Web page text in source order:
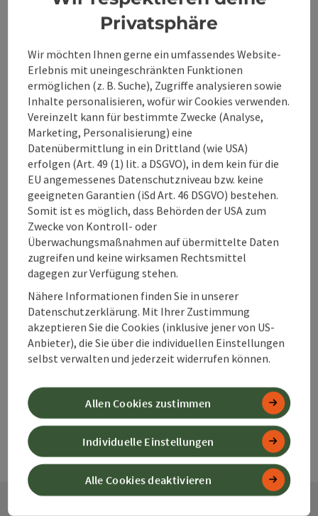
Ausstattung
Preise
Eignung
Barrierefreiheit
Beitrag merken
zum Merkzettel
PDF erstellen
Beitrag drucken
In der Nähe
powered byTOURDATA Änderung vorschlagen
Privatsphäre
Wir möchten Ihnen gerne ein umfassendes Website-
Erlebnis mit uneingeschränkten Funktionen
ermöglichen (z. B. Suche), Zugriffe analysieren sowie
Inhalte personalisieren, wofür wir Cookies verwenden.
Vereinzelt kann für bestimmte Zwecke (Analyse,
Marketing, Personalisierung) eine
Datenübermittlung in ein Drittland (wie USA)
erfolgen (Art. 49 (1) lit. a DSGVO), in dem kein für die
EU angemessenes Datenschutzniveau bzw. keine
geeigneten Garantien (iSd Art. 46 DSGVO) bestehen.
Somit ist es möglich, dass Behörden der USA zum
Zwecke von Kontroll- oder
Überwachungsmaßnahmen auf übermittelte Daten
zugreifen und keine wirksamen Rechtsmittel
dagegen zur Verfügung stehen.
Nähere Informationen finden Sie in unserer
Datenschutzerklärung. Mit Ihrer Zustimmung
akzeptieren Sie die Cookies (inklusive jener von US-
Anbieter), die Sie über die individuellen Einstellungen
selbst verwalten und jederzeit widerrufen können.
Alle Cookies deaktivieren
Individuelle Einstellungen
Allen Cookies zustimmen